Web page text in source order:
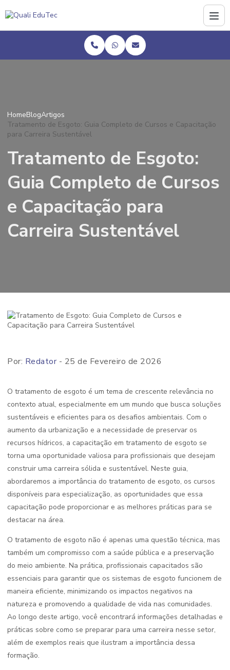
HomeBlogArtigos
Tratamento de Esgoto: Guia Completo de Cursos e Capacitação
para Carreira Sustentável
Tratamento de Esgoto:
Guia Completo de Cursos
e Capacitação para
Carreira Sustentável
Por: Redator - 25 de Fevereiro de 2026
O tratamento de esgoto é um tema de crescente relevância no
contexto atual, especialmente em um mundo que busca soluções
sustentáveis e eficientes para os desafios ambientais. Com o
aumento da urbanização e a necessidade de preservar os
recursos hídricos, a capacitação em tratamento de esgoto se
torna uma oportunidade valiosa para profissionais que desejam
construir uma carreira sólida e sustentável. Neste guia,
abordaremos a importância do tratamento de esgoto, os cursos
disponíveis para especialização, as oportunidades que essa
capacitação pode proporcionar e as melhores práticas para se
destacar na área.
O tratamento de esgoto não é apenas uma questão técnica, mas
também um compromisso com a saúde pública e a preservação
do meio ambiente. Na prática, profissionais capacitados são
essenciais para garantir que os sistemas de esgoto funcionem de
maneira eficiente, minimizando os impactos negativos na
natureza e promovendo a qualidade de vida nas comunidades.
Ao longo deste artigo, você encontrará informações detalhadas e
práticas sobre como se preparar para uma carreira nesse setor,
além de exemplos reais que ilustram a importância dessa
formação.